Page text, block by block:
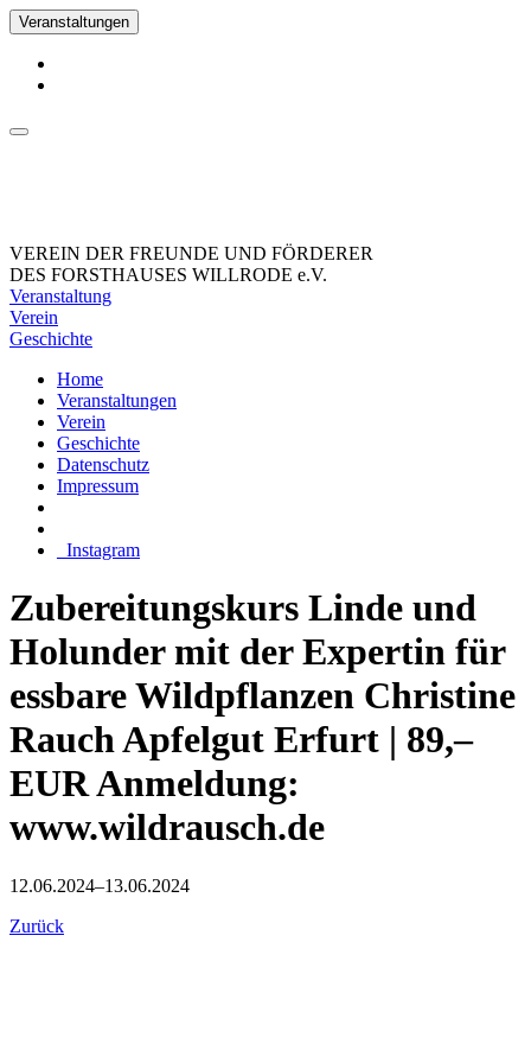
Veranstaltungen
VEREIN DER FREUNDE UND FÖRDERER
DES FORSTHAUSES WILLRODE e.V.
Veranstaltung
Verein
Geschichte
Home
Veranstaltungen
Verein
Geschichte
Datenschutz
Impressum
_Instagram
Zubereitungskurs Linde und
Holunder mit der Expertin für
essbare Wildpflanzen Christine
Rauch Apfelgut Erfurt | 89,–
EUR Anmeldung:
www.wildrausch.de
12.06.2024–13.06.2024
Zurück